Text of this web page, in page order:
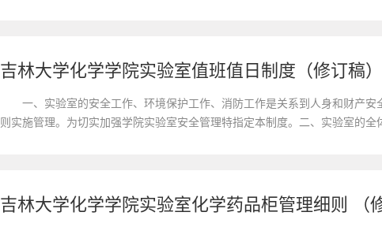
吉林大学化学学院实验室值班值日制度（修订稿）
一、实验室的安全工作、环境保护工作、消防工作是关系到人身和财产
则实施管理。为切实加强学院实验室安全管理特指定本制度。二、实验室的
吉林大学化学学院实验室化学药品柜管理细则 （